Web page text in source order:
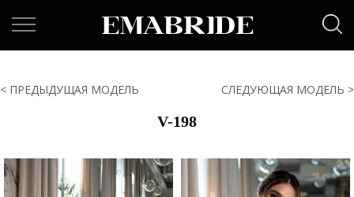
< ПРЕДЫДУЩАЯ МОДЕЛЬ СЛЕДУЮЩАЯ МОДЕЛЬ >
V-198